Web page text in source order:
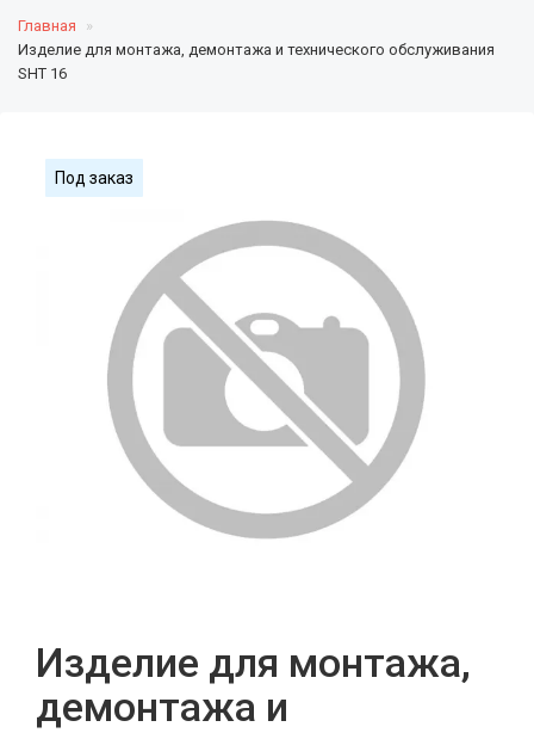
Главная
Изделие для монтажа, демонтажа и технического обслуживания
SHT 16
Под заказ
Изделие для монтажа,
демонтажа и